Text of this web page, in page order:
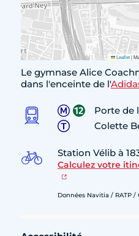
Leaflet|
Le gymnase Alice
dans l'enceinte de l'
Porte de
Colette
Station Vélib à
Calculez votre
Données Navitia / RATP /